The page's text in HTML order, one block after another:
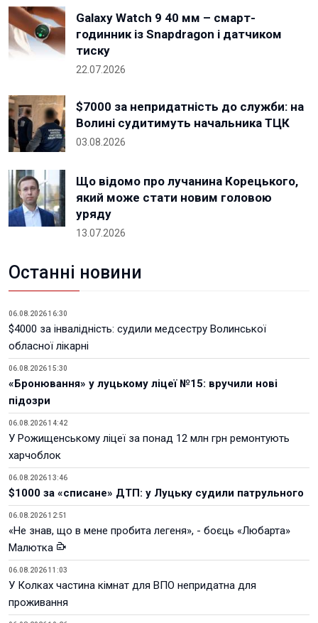
Galaxy Watch 9 40 мм – смарт-
годинник із Snapdragon і датчиком
тиску
22.07.2026
$7000 за непридатність до служби: на
Волині судитимуть начальника ТЦК
03.08.2026
Що відомо про лучанина Корецького,
який може стати новим головою
уряду
13.07.2026
Останні новини
06.08.2026 16:30
$4000 за інвалідність: судили медсестру Волинської
обласної лікарні
06.08.2026 15:30
«Бронювання» у луцькому ліцеї №15: вручили нові
підозри
06.08.2026 14:42
У Рожищенському ліцеї за понад 12 млн грн ремонтують
харчоблок
06.08.2026 13:46
$1000 за «списане» ДТП: у Луцьку судили патрульного
06.08.2026 12:51
«Не знав, що в мене пробита легеня», - боєць «Любарта»
Малютка
06.08.2026 11:03
У Колках частина кімнат для ВПО непридатна для
проживання